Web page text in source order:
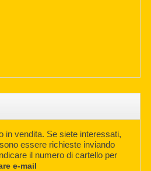
in vendita. Se siete interessati,
essere richieste inviando
il numero di cartello per
e-mail